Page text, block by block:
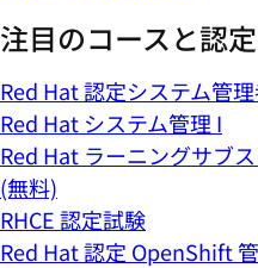
注目のコースと認定
Red Hat 認定システム管
Red Hat システム管理 I
Red Hat ラーニングサブ
(無料)
RHCE 認定試験
Red Hat 認定 OpenShift